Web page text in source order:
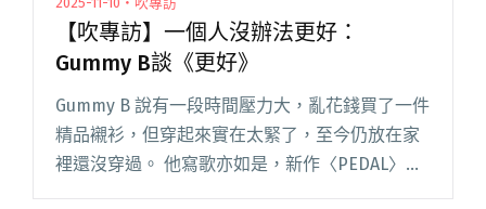
【吹專訪】一個人沒辦法更好：
Gummy B談《更好》
Gummy B 說有一段時間壓力大，亂花錢買了一件
精品襯衫，但穿起來實在太緊了，至今仍放在家
裡還沒穿過。 他寫歌亦如是，新作〈PEDAL〉裡